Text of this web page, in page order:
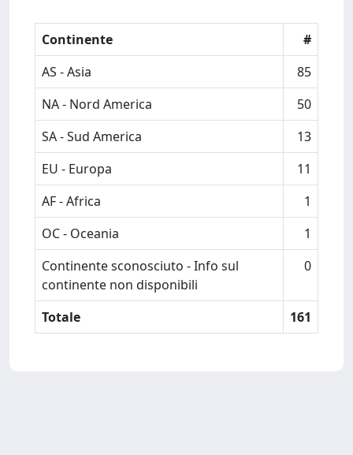
Continente
#
AS - Asia
85
NA - Nord America
50
SA - Sud America
13
EU - Europa
11
AF - Africa
1
OC - Oceania
1
Continente sconosciuto - Info sul
continente non disponibili
0
Totale 161